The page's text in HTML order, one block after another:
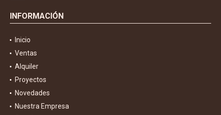
INFORMACIÓN
Inicio
Ventas
Alquiler
Proyectos
Novedades
Nuestra Empresa